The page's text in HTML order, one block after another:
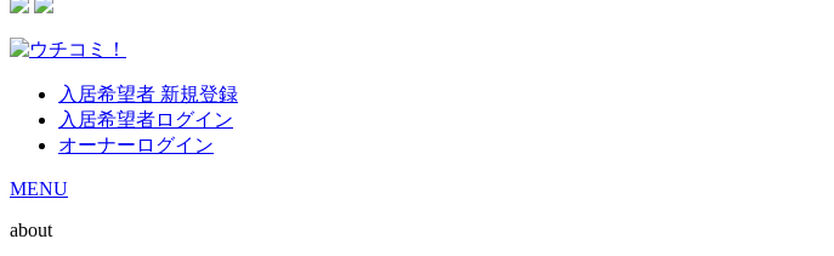
入居希望者 新規登録
入居希望者ログイン
オーナーログイン
MENU
about